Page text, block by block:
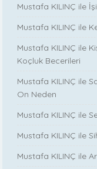
Mustafa KILINÇ ile
Mustafa KILINÇ ile
Mustafa KILINÇ ile
Koçluk Becerileri
Mustafa KILINÇ ile
On Neden
Mustafa KILINÇ ile
Mustafa KILINÇ ile
Mustafa KILINÇ ile